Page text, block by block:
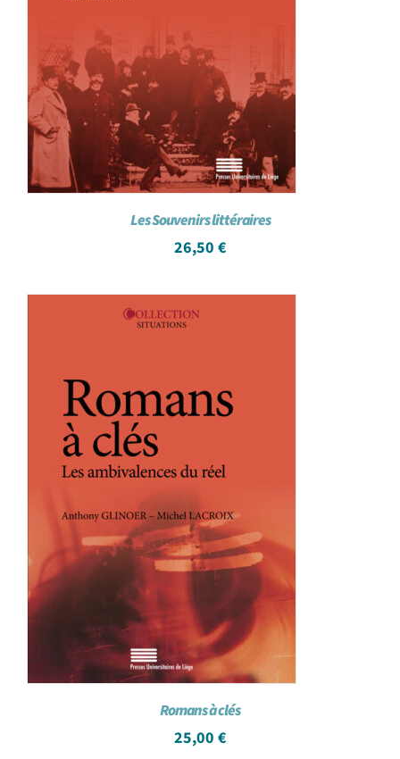
Les Souvenirs littéraires
26,50 €
Romans à clés
25,00 €